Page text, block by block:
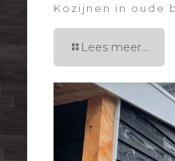
Kozijnen in oude
Lees meer...